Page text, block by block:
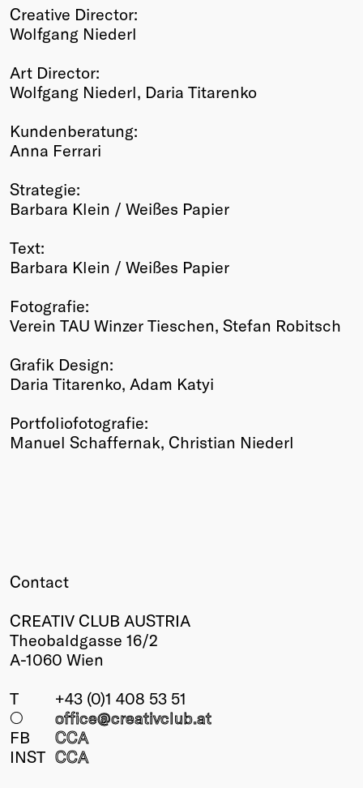
Creative Director:
Wolfgang Niederl
Art Director:
Wolfgang Niederl, Daria Titarenko
Kundenberatung:
Anna Ferrari
Strategie:
Barbara Klein / Weißes Papier
Text:
Barbara Klein / Weißes Papier
Fotografie:
Verein TAU Winzer Tieschen, Stefan Robitsch
Grafik Design:
Daria Titarenko, Adam Katyi
Portfoliofotografie:
Manuel Schaffernak, Christian Niederl
Contact
CREATIV CLUB AUSTRIA
Theobaldgasse 16/2
A-1060 Wien
T
+43 (0)1 408 53 51
○
office@creativclub.at
FB
CCA
INST CCA